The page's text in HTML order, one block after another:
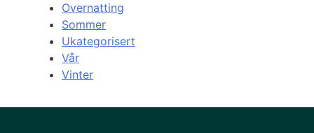
Overnatting
Sommer
Ukategorisert
Vår
Vinter